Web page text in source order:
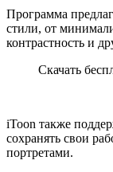
Программа
стили, от
контрастность и
Скачать
iToon также
сохранять свои
портретами.